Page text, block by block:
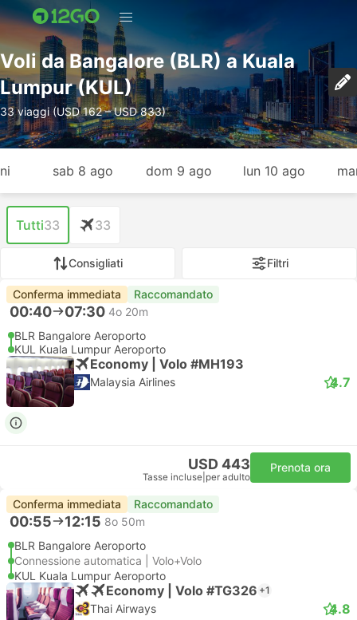
Voli da Bangalore (BLR) a Kuala
Lumpur (KUL)
33 viaggi (USD 162 – USD 833)
sab 8 ago dom 9 ago lun 10 ago
Tutti33 33
Consigliati Filtri
Conferma immediata Raccomandato
00:40 07:30 4o 20m
BLR Bangalore Aeroporto
KUL Kuala Lumpur Aeroporto
Economy | Volo #MH193
Malaysia Airlines 4.7
USD 443
Tasse incluse per adulto
Prenota ora
Conferma immediata Raccomandato
00:55 12:15 8o 50m
BLR Bangalore Aeroporto
Connessione automatica | Volo+Volo
KUL Kuala Lumpur Aeroporto
Economy | Volo #TG326 +1
Thai Airways 4.8